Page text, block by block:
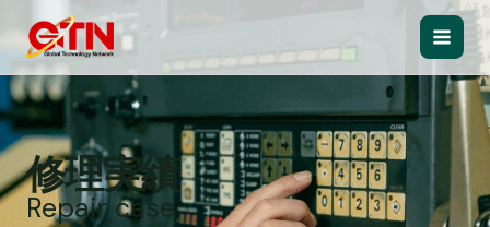
ス
キ
ッ
プ
Main
修理実績
Repair case